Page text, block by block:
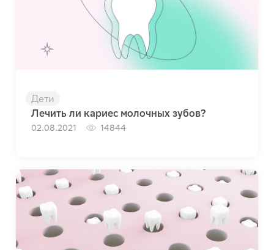
Дети
Лечить ли кариес молочных зубов?
02.08.2021 14844